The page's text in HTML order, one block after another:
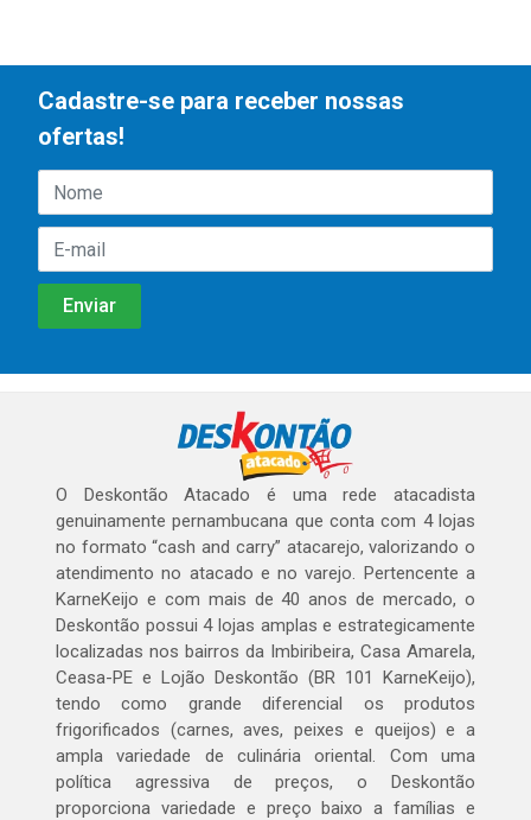
Cadastre-se para receber nossas
ofertas!
O Deskontão Atacado é uma rede atacadista
genuinamente pernambucana que conta com 4 lojas
no formato “cash and carry” atacarejo, valorizando o
atendimento no atacado e no varejo. Pertencente a
KarneKeijo e com mais de 40 anos de mercado, o
Deskontão possui 4 lojas amplas e estrategicamente
localizadas nos bairros da Imbiribeira, Casa Amarela,
Ceasa-PE e Lojão Deskontão (BR 101 KarneKeijo),
tendo como grande diferencial os produtos
frigorificados (carnes, aves, peixes e queijos) e a
ampla variedade de culinária oriental. Com uma
política agressiva de preços, o Deskontão
proporciona variedade e preço baixo a famílias e